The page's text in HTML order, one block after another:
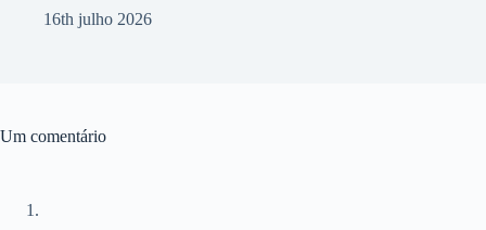
16th julho 2026
Um comentário